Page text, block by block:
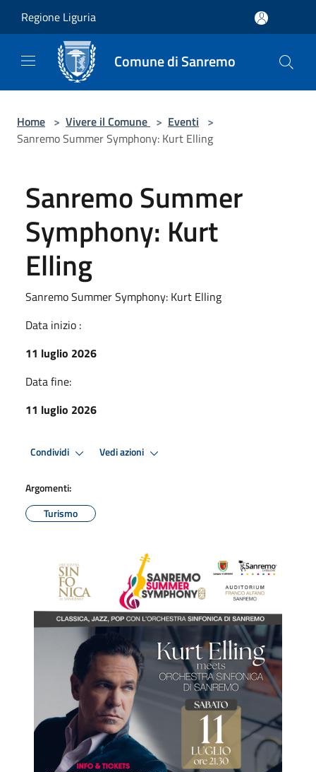
Regione Liguria
Comune di Sanremo
Home > Vivere il Comune > Eventi >
Sanremo Summer Symphony: Kurt Elling
Sanremo Summer
Symphony: Kurt
Elling
Sanremo Summer Symphony: Kurt Elling
Data inizio :
11 luglio 2026
Data fine:
11 luglio 2026
Condividi Vedi azioni
Argomenti:
Turismo